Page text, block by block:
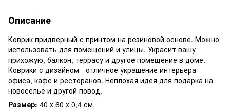
Описание
Коврик придверный с принтом на резиновой основе. Можно
использовать для помещений и улицы. Украсит вашу
прихожую, балкон, террасу и другое помещение в доме.
Коврики с дизайном - отличное украшение интерьера
офиса, кафе и ресторанов. Неплохая идея для подарка на
новоселье и другой повод.
Размер: 40 х 60 х 0,4 см